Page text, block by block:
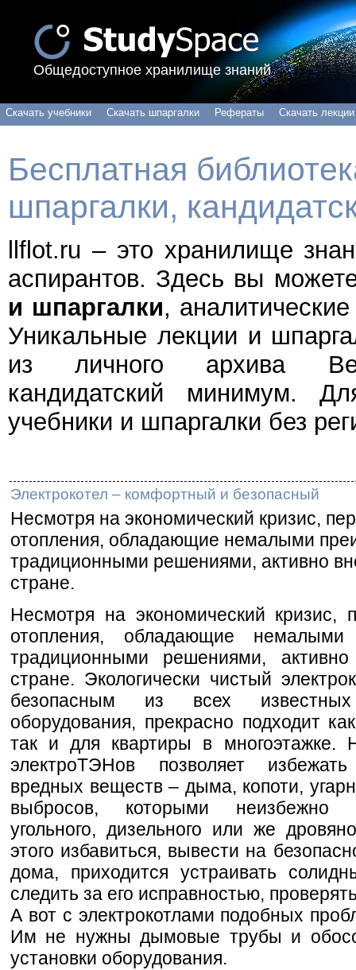
Общедоступное хранилище знаний
Скачать учебники Скачать шпаргалки Рефераты Скачать лекции
Бесплатная
шпаргалки,
llflot.ru – это хранилище
аспирантов. Здесь вы
и шпаргалки,
Уникальные лекции и
из личного архива
кандидатский минимум.
учебники и шпаргалки без
Электрокотел – комфортный и безопасный
Несмотря на экономический кризис,
отопления, обладающие немалыми
традиционными решениями, активно
стране.
Несмотря на экономический кризис,
отопления, обладающие
традиционными решениями,
стране. Экологически чистый
безопасным из всех известных
оборудования, прекрасно подходит
так и для квартиры в многоэтажке.
электроТЭНов позволяет
вредных веществ – дыма, копоти,
выбросов, которыми неизбежно
угольного, дизельного или же
этого избавиться, вывести на
дома, приходится устраивать
следить за его исправностью,
А вот с электрокотлами подобных
Им не нужны дымовые трубы и
установки оборудования.